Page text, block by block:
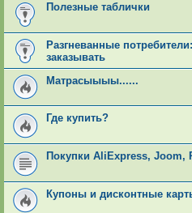
Полезные таблички
Разгневанные
заказывать
Матрасыыыы......
Где купить?
Покупки AliExpress, Joom,
Купоны и дисконтные